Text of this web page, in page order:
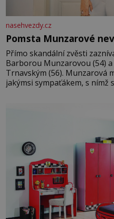
nasehvezdy.cz
Pomsta Munzarové
Přímo skandální zvěsti
Barborou Munzarovou (54)
Trnavským (56). Munzarová
jakýmsi sympaťákem, s nímž